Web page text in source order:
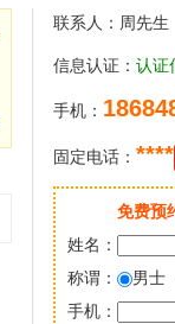
联系人：周先生
信息认证： 认证
手机：
固定电话： ****
免费预
姓名：
称谓：
男士
手机：